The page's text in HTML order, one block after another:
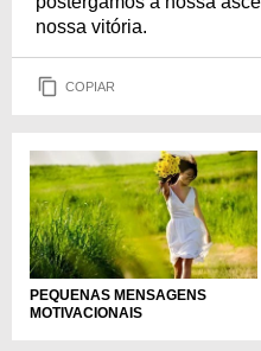
nossa vitória.
COPIAR
PEQUENAS MENSAGENS
MOTIVACIONAIS